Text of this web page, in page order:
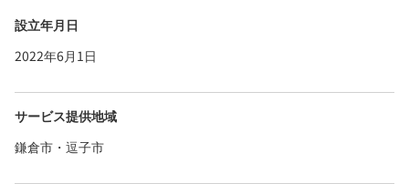
設立年月日
2022年6月1日
サービス提供地域
鎌倉市・逗子市